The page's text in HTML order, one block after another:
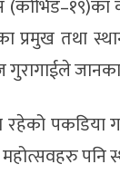
प्रमुख तथा
रहेको पकडिया
महोत्सवहरु पनि